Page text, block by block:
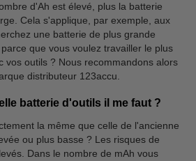
d'Ah est élevé, plus la batterie
Cela s'applique, par exemple, aux
une batterie de plus grande
que vous voulez travailler le plus
vos outils ? Nous recommandons alors
distributeur 123accu.
batterie d'outils il me faut ?
la même que celle de l'ancienne
ou plus basse ? Les risques de
Dans le nombre de mAh vous